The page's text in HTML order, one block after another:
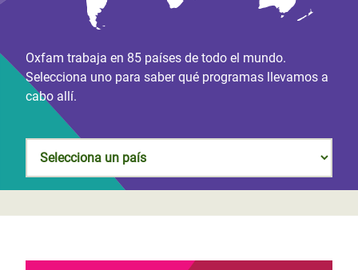
Oxfam trabaja en 85 países de todo el mundo.
Selecciona uno para saber qué programas llevamos a
cabo allí.